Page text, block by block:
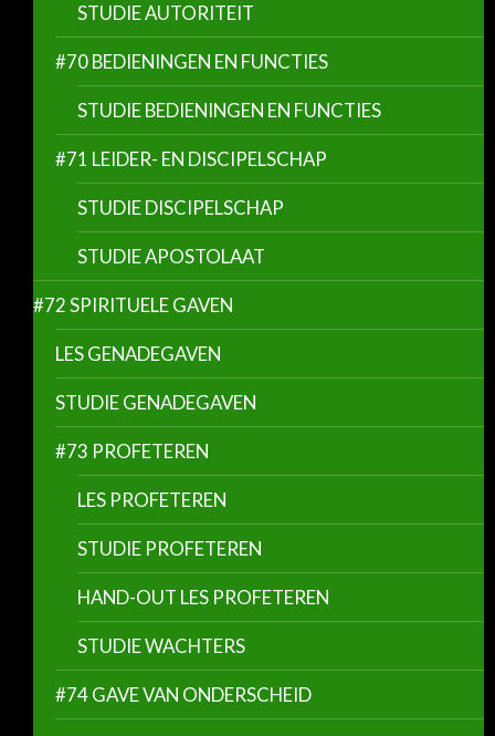
STUDIE AUTORITEIT
#70 BEDIENINGEN EN FUNCTIES
STUDIE BEDIENINGEN EN FUNCTIES
#71 LEIDER- EN DISCIPELSCHAP
STUDIE DISCIPELSCHAP
STUDIE APOSTOLAAT
#72 SPIRITUELE GAVEN
LES GENADEGAVEN
STUDIE GENADEGAVEN
#73 PROFETEREN
LES PROFETEREN
STUDIE PROFETEREN
HAND-OUT LES PROFETEREN
STUDIE WACHTERS
#74 GAVE VAN ONDERSCHEID